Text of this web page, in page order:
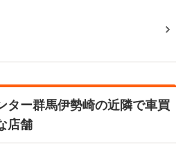
ター群馬伊勢崎の近隣で車買
店舗